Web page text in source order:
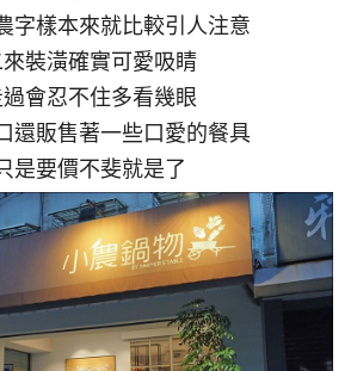
字樣本來就比較引人注意
裝潢確實可愛吸睛
會忍不住多看幾眼
還販售著一些口愛的餐具
是要價不斐就是了